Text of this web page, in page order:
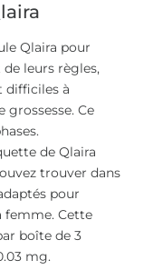
Qlaira pour
leurs règles,
difficiles à
Ce
de Qlaira
trouver dans
pour
femme. Cette
boîte de 3
mg.